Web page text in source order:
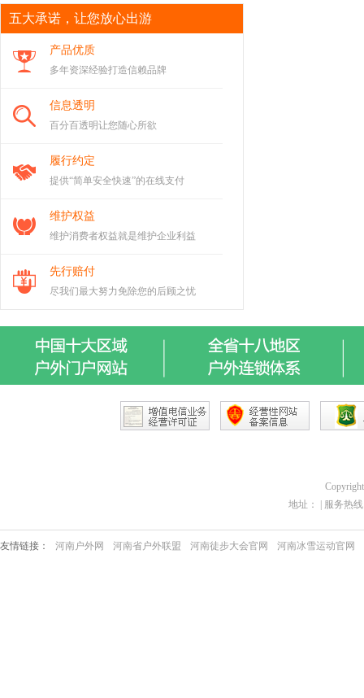
五大承诺，让您放心出游
产品优质
多年资深经验打造信赖品牌
信息透明
百分百透明让您随心所欲
履行约定
提供“简单安全快速”的在线支付
维护权益
维护消费者权益就是维护企业利益
先行赔付
尽我们最大努力免除您的后顾之忧
地址： | 服务热线
友情链接： 河南户外网 河南省户外联盟 河南徒步大会官网 河南冰雪运动官网